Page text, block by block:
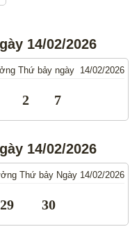
14/02/2026
Thứ bảy ngày 14/02/2026
2 7
14/02/2026
Thứ bảy Ngày 14/02/2026
29 30